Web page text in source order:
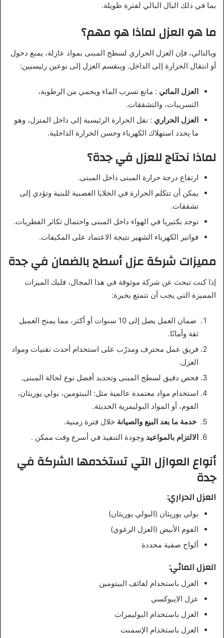
بما في ذلك البال البالي لفترة طويلة.
ما هو العزل لماذا هو مهم؟
وبالتالي، فإن العزل الحراري لسطح المبنى بمواد عازلة، يمنع دخول
أو انتقال الحرارة إلى الداخل. وينقسم العزل إلى نوعين رئيسيين:
العزل المائي : مانع تسرب الماء ويحمي من الرطوبة،
التسريبات، والتشققات.
العزل الحراري : نقل الحرارة الرئيسية إلى داخل المنزل، وهو
ما يحدد استهلاك الكهرباء وحسن الحرارة الداخلية.
لماذا نحتاج للعزل في جدة؟
ارتفاع درجة حرارة المبنى داخل المبنى.
يمكن أن تتكلم الحرارة في الخلايا العصبية للبنية وتؤدي إلى
تشققات.
توجد بكتيريا في الهواء داخل المبنى واحتمال تكاثر الفطريات.
فواتير الكهرباء الشهير نتيجة الاعتماد على المكيفات.
مميزات شركة عزل أسطح بالضمان في جدة
إذا كنت تبحث عن شركة موثوقة في هذا المجال، فليك الميزات
المميزة التي يجب أن تتمتع بخبرة:
ضمان العمل يصل إلى 10 سنوات
أو أكثر، مما يمنح العميل
ثقة وأمانًا.
فريق عمل محترف ومدرّب على استخدام أحدث تقنيات ومواد
العزل.
فحص دقيق لسطح المبنى وتحديد أفضل نوع لحالة المبنى.
استخدام مواد معتمدة عالمية مثل: البيتومين، بولي يوريثان،
الفوم، أو المواد البوليمرية الحديثة.
خدمة ما بعد البيع والصيانة خلال فترة زمنية.
الالتزام بالمواعيد وجودة التنفيذ في أسرع وقت ممكن .
أنواع العوازل التي تستخدمها الشركة في
جدة
العزل الحراري:
بولي يوريثان (البولي يوريثان)
الفوم الأبيض (العزل الرغوي)
ألواح صفية محددة
العزل المائي:
العزل باستخدام لفائف البيتومين
عزل الايبوكسي
العزل باستخدام البوليمرات
العزل باستخدام الإسمنت